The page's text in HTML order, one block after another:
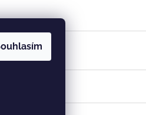
SK Vist v ČR